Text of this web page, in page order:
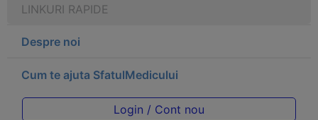
LINKURI RAPIDE
Despre noi
Cum te ajuta SfatulMedicului
Login / Cont nou